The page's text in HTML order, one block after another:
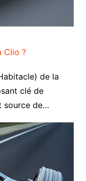
Clio ?
de la
clé de
source de…